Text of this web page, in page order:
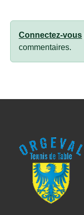
Connectez-vous
commentaires.